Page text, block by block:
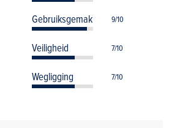
Gebruiksgemak 9/10
Veiligheid 7/10
Wegligging 7/10